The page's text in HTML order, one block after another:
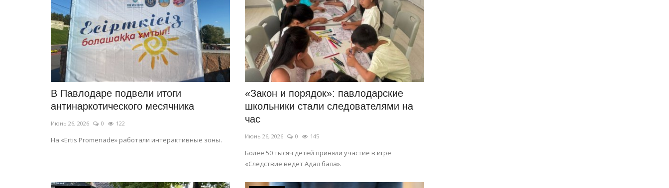
В Павлодаре подвели итоги
антинаркотического месячника
Июнь 26, 2026 0 122
На «Ertis Promenade» работали интерактивные зоны.
«Закон и порядок»: павлодарские
школьники стали следователями на
час
Июнь 26, 2026 0 145
Более 50 тысяч детей приняли участие в игре
«Следствие ведёт Адал бала».